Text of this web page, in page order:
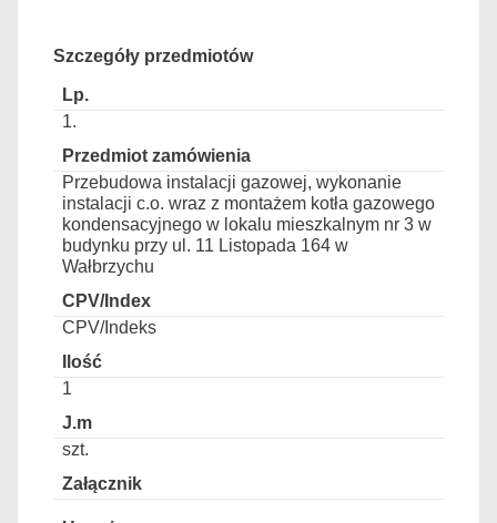
Szczegóły przedmiotów
1.
Przebudowa instalacji gazowej, wykonanie
instalacji c.o. wraz z montażem kotła gazowego
kondensacyjnego w lokalu mieszkalnym nr 3 w
budynku przy ul. 11 Listopada 164 w
Wałbrzychu
CPV/Indeks
1
szt.